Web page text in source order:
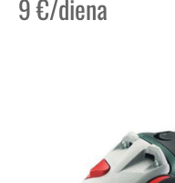
9 €/diena